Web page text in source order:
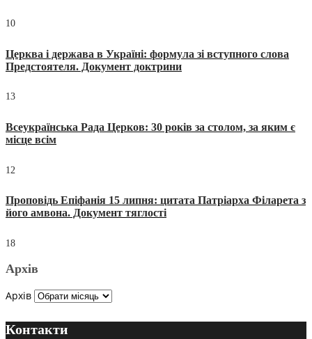
10
Церква і держава в Україні: формула зі вступного слова
Предстоятеля. Документ доктрини
13
Всеукраїнська Рада Церков: 30 років за столом, за яким є
місце всім
12
Проповідь Епіфанія 15 липня: цитата Патріарха Філарета з
його амвона. Документ тяглості
18
Архів
Архів
Контакти